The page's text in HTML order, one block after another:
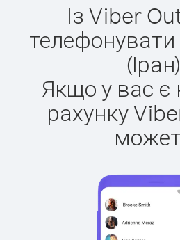
Із Viber
Якщо у вас є
рахунку